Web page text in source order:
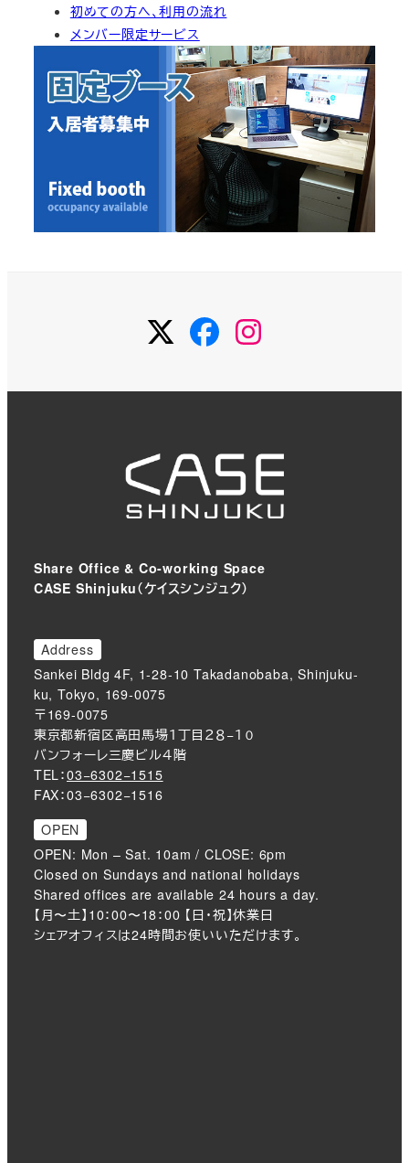
初めての方へ、利用の流れ
メンバー限定サービス
TwitterFacebook
Share Office & Co-working Space
CASE Shinjuku（ケイスシンジュク）
Address
Sankei Bldg 4F, 1-28-10 Takadanobaba, Shinjuku-
ku, Tokyo, 169-0075
〒169-0075
東京都新宿区高田馬場１丁目２８−１０
バンフォーレ三慶ビル４階
TEL：03−6302−1515
FAX：03−6302−1516
OPEN
OPEN: Mon – Sat. 10am / CLOSE: 6pm
Closed on Sundays and national holidays
Shared offices are available 24 hours a day.
【月〜土】10：00〜18：00 【日・祝】休業日
シェアオフィスは24時間お使いいただけます。